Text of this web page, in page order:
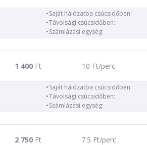
Saját hálózatba csúcsidőben:
Távolsági csúcsidőben:
Számlázási egység:
1 400Ft 10 Ft/perc
Saját hálózatba csúcsidőben:
Távolsági csúcsidőben:
Számlázási egység:
2 750Ft 7.5 Ft/perc